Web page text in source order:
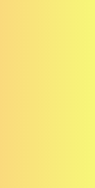
như công
máy
trong nông
bằng chỉ thị
ứng biến đổi
nông sản.
như giao
và điều
phương tiện
ra còn có
như điện,